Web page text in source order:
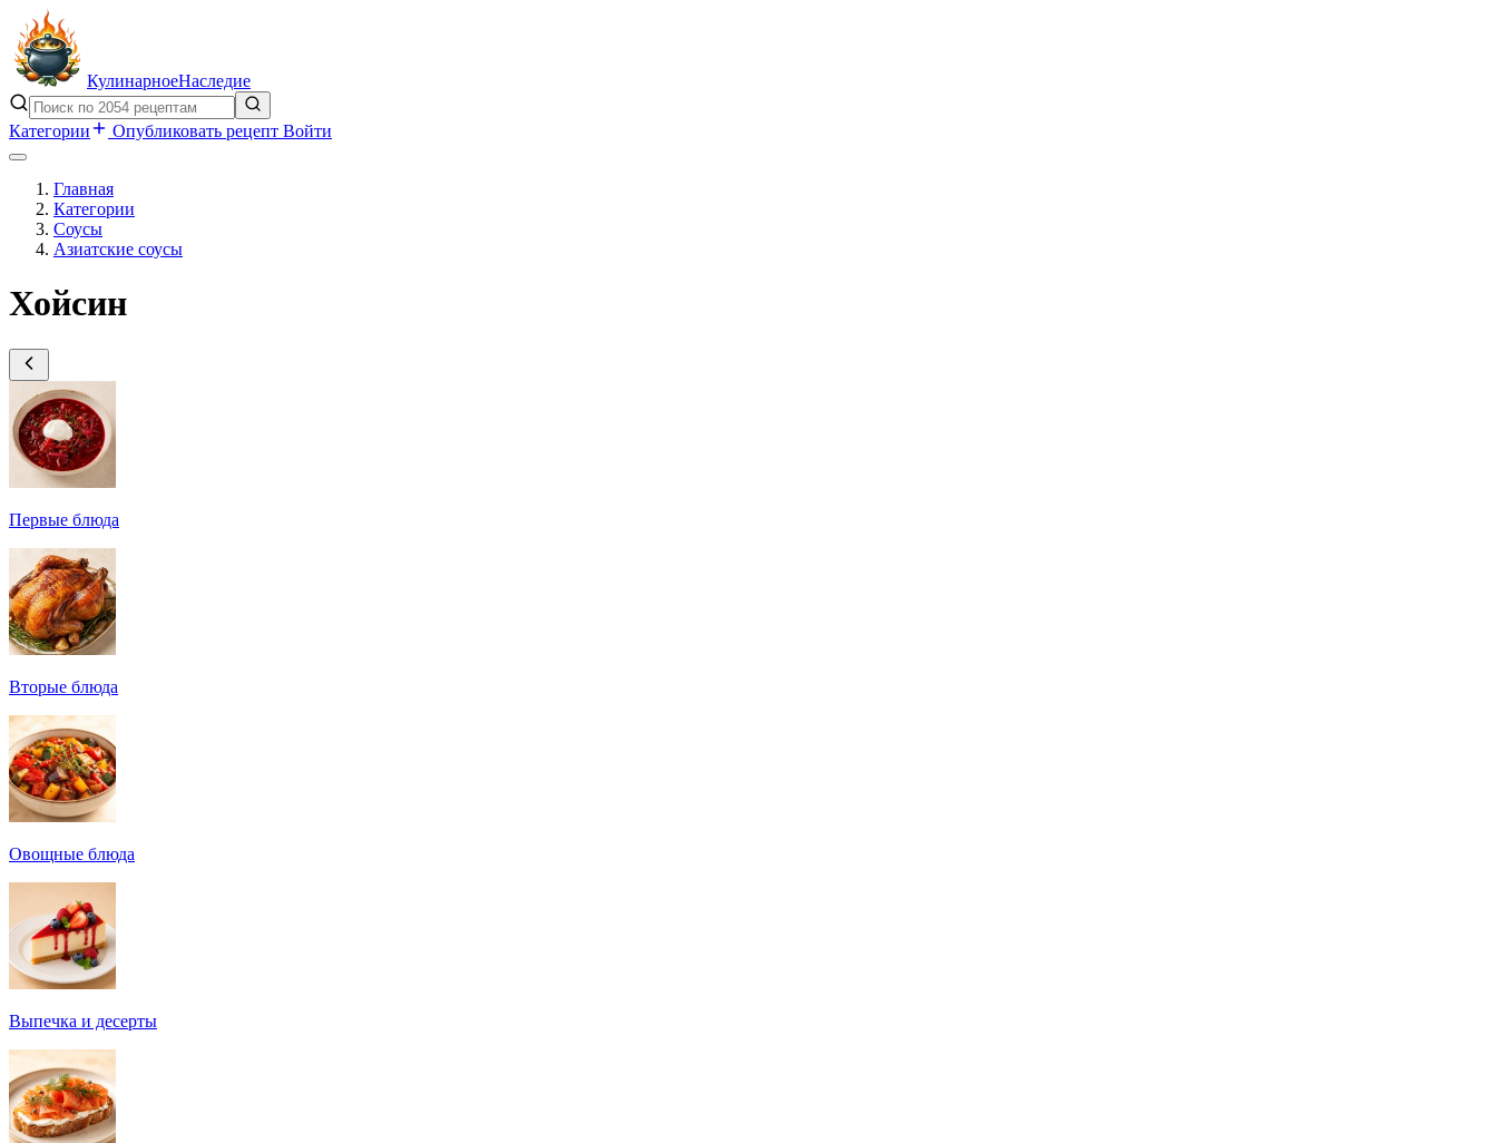
КулинарноеНаследие
Категории Опубликовать рецепт Войти
Главная
Категории
Соусы
Азиатские соусы
Хойсин
Первые блюда
Вторые блюда
Овощные блюда
Выпечка и десерты